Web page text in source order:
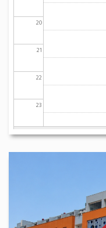
20
21
22
23